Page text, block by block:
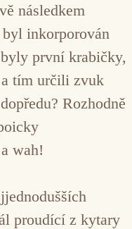
následkem
inkorporován
první krabičky,
tím určili zvuk
Rozhodně
wah!
proudící z kytary